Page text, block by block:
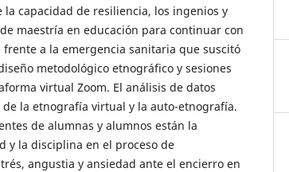
la capacidad de resiliencia, los ingenios y
maestría en educación para continuar con
a la emergencia sanitaria que suscitó
metodológico etnográfico y sesiones
virtual Zoom. El análisis de datos
la etnografía virtual y la auto-etnografía.
de alumnas y alumnos están la
y la disciplina en el proceso de
angustia y ansiedad ante el encierro en